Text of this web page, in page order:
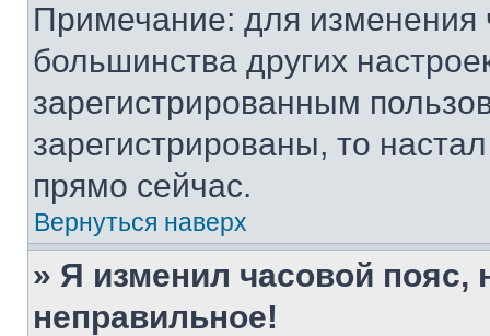
Примечание: для изменения
большинства других
зарегистрированным
зарегистрированы, то
прямо сейчас.
Вернуться наверх
» Я изменил часовой пояс,
неправильное!